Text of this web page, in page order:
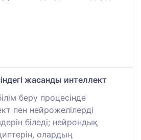
жасанды интеллект
беру процесінде
пен нейрожелілерді
біледі; нейрондық
олардың